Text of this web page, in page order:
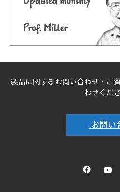
製品に関するお問い合わせ・ご
わせくださ
お問い
linkedin